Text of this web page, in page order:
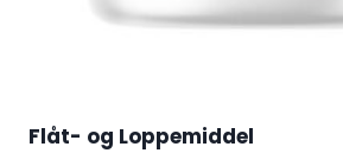
Flåt- og Loppemiddel